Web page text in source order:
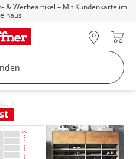
& Werbeartikel – Mit Kundenkarte im